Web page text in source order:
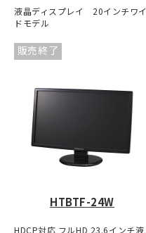
液晶ディスプレイ 20インチワイ
ドモデル
販売終了
HTBTF-24W
HDCP対応 フルHD 23.6インチ液